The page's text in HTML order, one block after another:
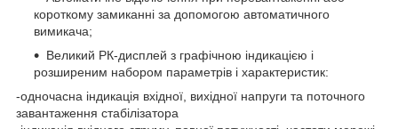
короткому замиканні за допомогою автоматичного
вимикача;
Великий РК-дисплей з графічною індикацією і
розширеним набором параметрів і характеристик:
-одночасна індикація вхідної, вихідної напруги та поточного
завантаження стабілізатора